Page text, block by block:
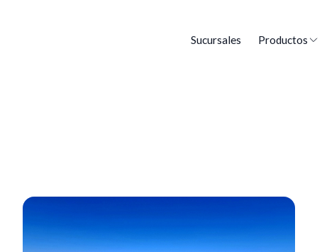
Sucursales Productos